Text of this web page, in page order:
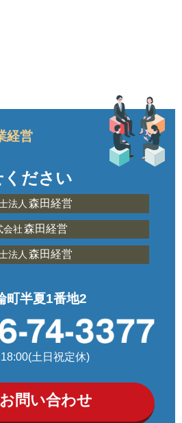
経営
ください
法人 森田経営
会社 森田経営
法人 森田経営
町半夏1番地2
土日祝定休)
お問い合わせ